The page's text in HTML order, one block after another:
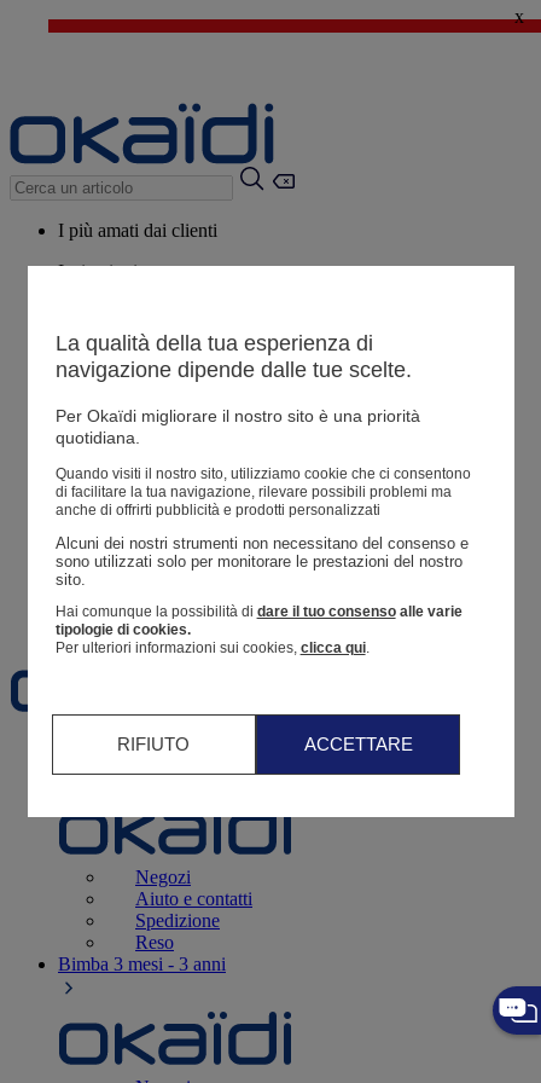
🔥SALDI : Ancora più prodotti fino al -60%*>
x
I più amati dai clienti
Ispirazioni
Potrebbero piacerti anche
Tutti i prodotti
Resoconto di un ordine
Preferiti
3 - 12 mesi
Negozi
Aiuto e contatti
Spedizione
Reso
Bimba 3 mesi - 3 anni
La qualità della tua esperienza di
navigazione dipende dalle tue scelte.
Per Okaïdi migliorare il nostro sito è una priorità
quotidiana.
Quando visiti il ​​nostro sito, utilizziamo cookie che ci consentono
di facilitare la tua navigazione, rilevare possibili problemi ma
anche di offrirti pubblicità e prodotti personalizzati
Alcuni dei nostri strumenti non necessitano del consenso e
sono utilizzati solo per monitorare le prestazioni del nostro
sito.
Hai comunque la possibilità di dare il tuo consensoalle varie
tipologie di cookies.
Per ulteriori informazioni sui cookies, clicca qui.
RIFIUTO ACCETTARE